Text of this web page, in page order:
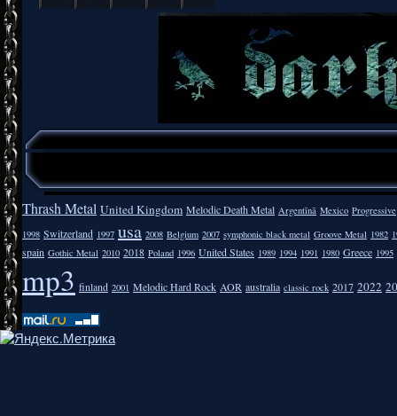
Thrash Metal United Kingdom Melodic Death Metal Argentīnā Mexico Progressive
1998 Switzerland 1997 usa 2008 Belgium 2007 symphonic black metal Groove Metal 1982
spain Gothic Metal 2010 2018 Poland 1996 United States 1989 1994 1991 1980 Greece 1995
mp3 finland 2001 Melodic Hard Rock AOR australia classic rock 2017 2022